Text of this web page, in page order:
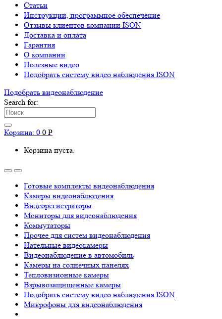
Статьи
Инструкции, программное обеспечение
Отзывы клиентов компании ISON
Доставка и оплата
Гарантия
О компании
Полезные видео
Подобрать систему видео наблюдения ISON
Подобрать видеонаблюдениe
Search for:
Корзина: 0 0 Р
Корзина пуста.
Готовые комплекты видеонаблюдения
Камеры видеонаблюдения
Видеорегистраторы
Мониторы для видеонаблюдения
Коммутаторы
Прочее для систем видеонаблюдения
Нательные видеокамеры
Видеонаблюдение в автомобиль
Камеры на солнечных панелях
Тепловизионные камеры
Взрывозащищенные камеры
Подобрать систему видео наблюдения ISON
Микрофоны для видеонаблюдения